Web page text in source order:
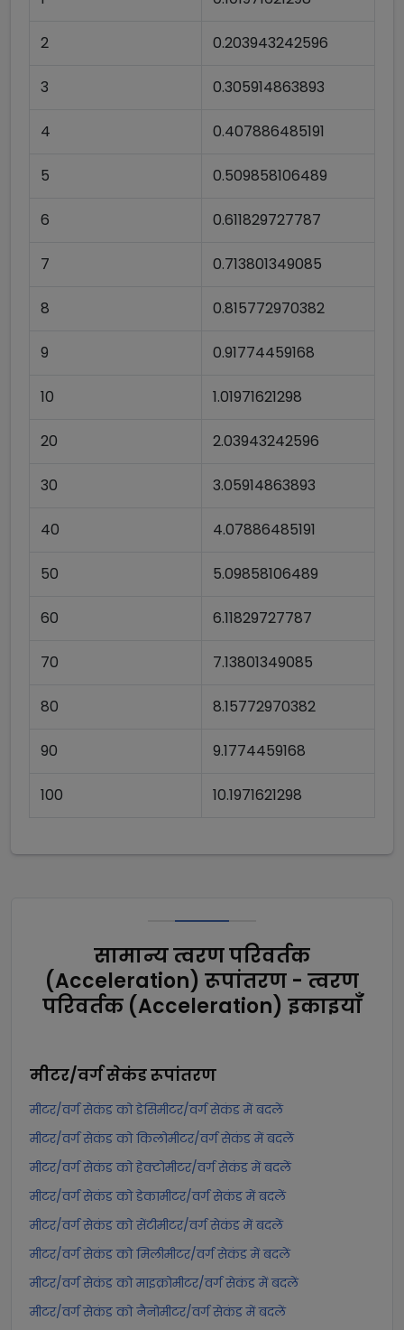
2 0.203943242596
3 0.305914863893
4 0.407886485191
5 0.509858106489
6 0.611829727787
7 0.713801349085
8 0.815772970382
9 0.91774459168
10 1.01971621298
20 2.03943242596
30 3.05914863893
40 4.07886485191
50 5.09858106489
60 6.11829727787
70 7.13801349085
80 8.15772970382
90 9.1774459168
100 10.1971621298
सामान्य त्वरण परिवर्तक
(Acceleration) रूपांतरण - त्वरण
परिवर्तक (Acceleration) इकाइयाँ
मीटर/वर्ग सेकंडरूपांतरण
मीटर/वर्ग सेकंड को डेसिमीटर/वर्ग सेकंड में बदलें
मीटर/वर्ग सेकंड को किलोमीटर/वर्ग सेकंड में बदलें
मीटर/वर्ग सेकंड को हेक्टोमीटर/वर्ग सेकंड में बदलें
मीटर/वर्ग सेकंड को डेकामीटर/वर्ग सेकंड में बदलें
मीटर/वर्ग सेकंड को सेंटीमीटर/वर्ग सेकंड में बदलें
मीटर/वर्ग सेकंड को मिलीमीटर/वर्ग सेकंड में बदलें
मीटर/वर्ग सेकंड को माइक्रोमीटर/वर्ग सेकंड में बदलें
मीटर/वर्ग सेकंड को नैनोमीटर/वर्ग सेकंड में बदलें